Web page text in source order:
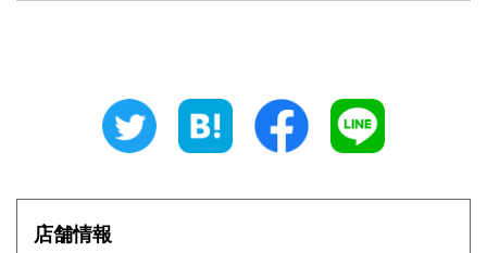
1,050円 静岡県
店舗情報